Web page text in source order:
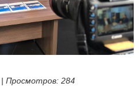
Просмотров: 284